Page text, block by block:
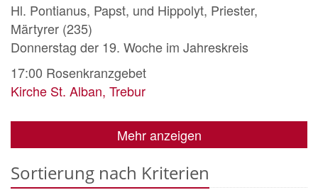
Hl. Pontianus, Papst, und Hippolyt, Priester,
Märtyrer (235)
Donnerstag der 19. Woche im Jahreskreis
17:00 Rosenkranzgebet
Kirche St. Alban, Trebur
Mehr anzeigen
Sortierung nach Kriterien